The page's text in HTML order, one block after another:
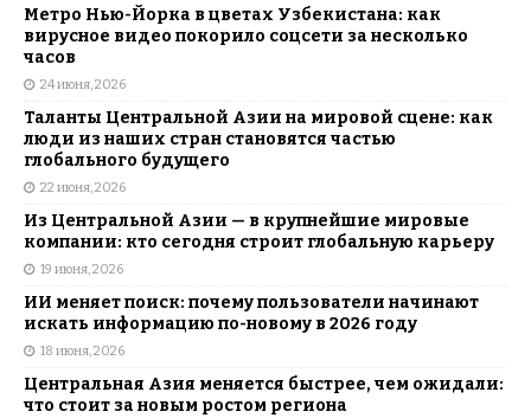
Метро Нью-Йорка в цветах Узбекистана: как
вирусное видео покорило соцсети за несколько
часов
24 июня, 2026
Таланты Центральной Азии на мировой сцене: как
люди из наших стран становятся частью
глобального будущего
22 июня, 2026
Из Центральной Азии — в крупнейшие мировые
компании: кто сегодня строит глобальную карьеру
19 июня, 2026
ИИ меняет поиск: почему пользователи начинают
искать информацию по-новому в 2026 году
18 июня, 2026
Центральная Азия меняется быстрее, чем ожидали:
что стоит за новым ростом региона